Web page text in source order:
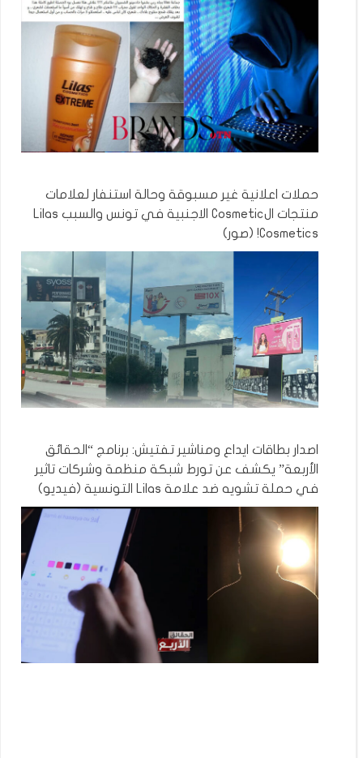
حملات اعلانية غير مسبوقة وحالة استنفار لعلامات
منتجات الCosmetic الاجنبية في تونس والسبب Lilas
Cosmetics! (صور)
اصدار بطاقات ايداع ومناشير تفتيش: برنامج “الحقائق
الأربعة” يكشف عن تورط شبكة منظمة وشركات تاثير
في حملة تشويه ضد علامة Lilas التونسية (فيديو)